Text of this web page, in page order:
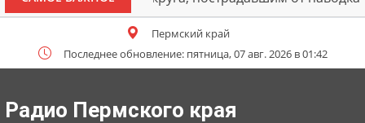
Пермский край
Последнее обновление: пятница, 07 авг. 2026 в 01:42
Радио Пермского края